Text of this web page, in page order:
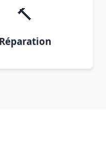
🔨
Réparation